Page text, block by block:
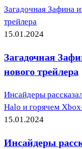
Загадочная Зафина
трейлера
15.01.2024
Загадочная
нового трейлера
Инсайдеры
Halo и горячем
15.01.2024
Инсайдеры